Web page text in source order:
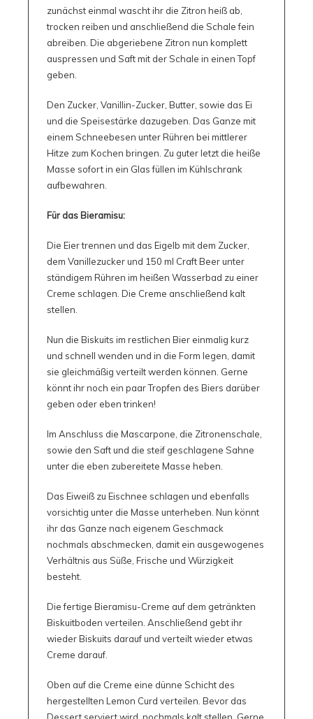
zunächst einmal wascht ihr die Zitron heiß ab,
trocken reiben und anschließend die Schale fein
abreiben. Die abgeriebene Zitron nun komplett
auspressen und Saft mit der Schale in einen Topf
geben.
Den Zucker, Vanillin-Zucker, Butter, sowie das Ei
und die Speisestärke dazugeben. Das Ganze mit
einem Schneebesen unter Rühren bei mittlerer
Hitze zum Kochen bringen. Zu guter letzt die heiße
Masse sofort in ein Glas füllen im Kühlschrank
aufbewahren.
Für das Bieramisu:
Die Eier trennen und das Eigelb mit dem Zucker,
dem Vanillezucker und 150 ml Craft Beer unter
ständigem Rühren im heißen Wasserbad zu einer
Creme schlagen. Die Creme anschließend kalt
stellen.
Nun die Biskuits im restlichen Bier einmalig kurz
und schnell wenden und in die Form legen, damit
sie gleichmäßig verteilt werden können. Gerne
könnt ihr noch ein paar Tropfen des Biers darüber
geben oder eben trinken!
Im Anschluss die Mascarpone, die Zitronenschale,
sowie den Saft und die steif geschlagene Sahne
unter die eben zubereitete Masse heben.
Das Eiweiß zu Eischnee schlagen und ebenfalls
vorsichtig unter die Masse unterheben. Nun könnt
ihr das Ganze nach eigenem Geschmack
nochmals abschmecken, damit ein ausgewogenes
Verhältnis aus Süße, Frische und Würzigkeit
besteht.
Die fertige Bieramisu-Creme auf dem getränkten
Biskuitboden verteilen. Anschließend gebt ihr
wieder Biskuits darauf und verteilt wieder etwas
Creme darauf.
Oben auf die Creme eine dünne Schicht des
hergestellten Lemon Curd verteilen. Bevor das